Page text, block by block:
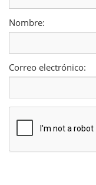
Nombre:
Correo electrónico: